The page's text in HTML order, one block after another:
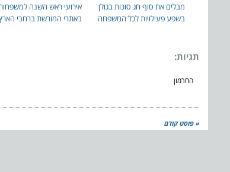
מבלים את סוף חג סוכות בגולן
בשפע פעילויות לכל המשפחה
אירועי ראש השנה
באתרי המורשת ברחבי
תגיות:
החרמון
« פוסט קודם